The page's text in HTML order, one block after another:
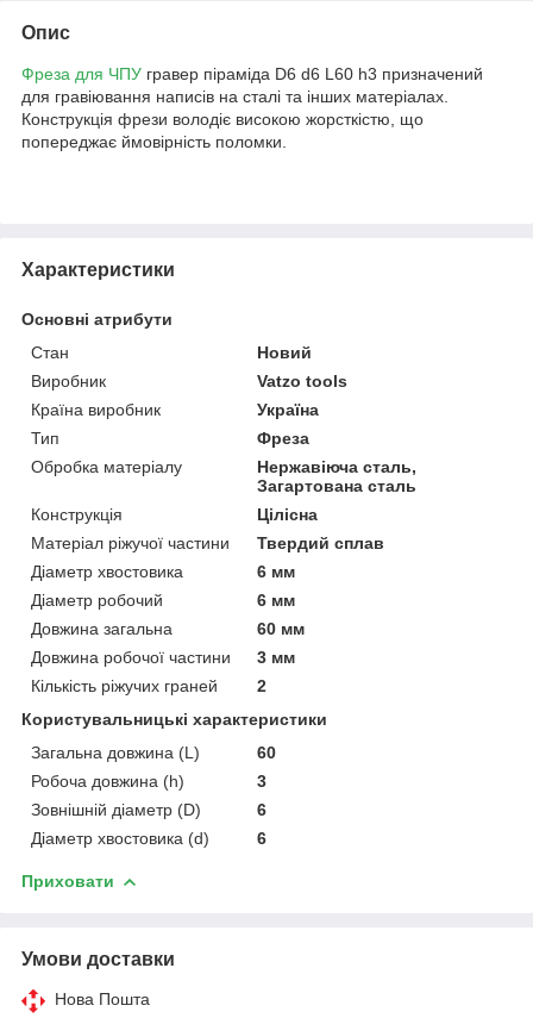
Опис
Фреза для ЧПУ гравер піраміда D6 d6 L60 h3 призначений
для гравіювання написів на сталі та інших матеріалах.
Конструкція фрези володіє високою жорсткістю, що
попереджає ймовірність поломки.
Характеристики
Основні атрибути
Стан
Новий
Виробник
Vatzo tools
Країна виробник
Україна
Тип
Фреза
Обробка матеріалу
Нержавіюча сталь,
Загартована сталь
Конструкція
Цілісна
Матеріал ріжучої частини
Твердий сплав
Діаметр хвостовика
6 мм
Діаметр робочий
6 мм
Довжина загальна
60 мм
Довжина робочої частини
3 мм
Кількість ріжучих граней
2
Користувальницькі характеристики
Загальна довжина (L)
60
Робоча довжина (h)
3
Зовнішній діаметр (D)
6
Діаметр хвостовика (d)
6
Приховати
Умови доставки
Нова Пошта